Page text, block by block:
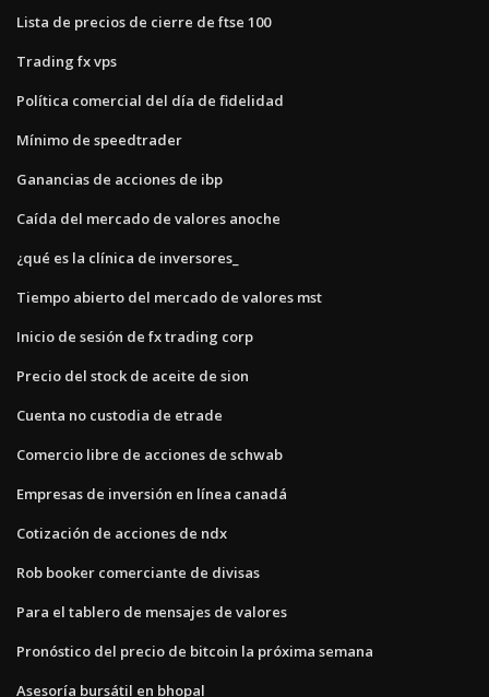
Lista de precios de cierre de ftse 100
Trading fx vps
Política comercial del día de fidelidad
Mínimo de speedtrader
Ganancias de acciones de ibp
Caída del mercado de valores anoche
¿qué es la clínica de inversores_
Tiempo abierto del mercado de valores mst
Inicio de sesión de fx trading corp
Precio del stock de aceite de sion
Cuenta no custodia de etrade
Comercio libre de acciones de schwab
Empresas de inversión en línea canadá
Cotización de acciones de ndx
Rob booker comerciante de divisas
Para el tablero de mensajes de valores
Pronóstico del precio de bitcoin la próxima semana
Asesoría bursátil en bhopal